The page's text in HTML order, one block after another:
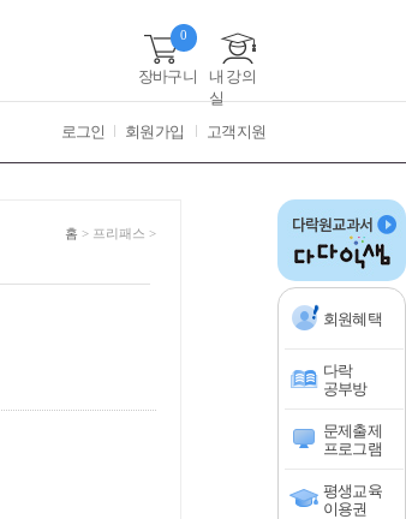
장바구니
0
내 강의
실
로그인 회원가입 고객지원
회원혜택
다락
공부방
문제출제
프로그램
평생교육
이용권
홈 > 프리패스 >